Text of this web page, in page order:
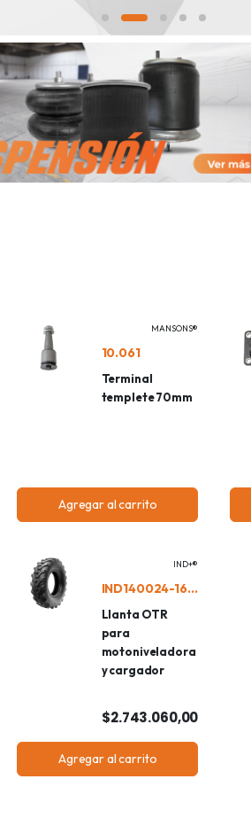
MANSONS®
10.061
Terminal
templete 70mm
Agregar al carrito
IND+®
IND140024-16CPG2/L2
Llanta OTR
para
motoniveladora
y cargador
$2.743.060,00
Agregar al carrito